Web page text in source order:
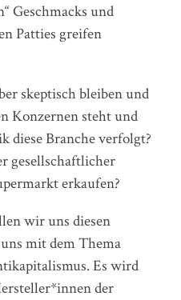
Geschmacks und
Patties greifen
skeptisch bleiben und
Konzernen steht und
diese Branche verfolgt?
gesellschaftlicher
erkaufen?
wir uns diesen
mit dem Thema
Es wird
der